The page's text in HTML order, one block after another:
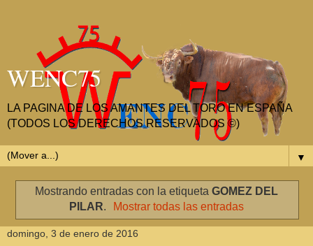
WENC75
LA PAGINA DE LOS AMANTES DEL TORO EN ESPAÑA
(TODOS LOS DERECHOS RESERVADOS ©)
▼
Mostrando entradas con la etiqueta GOMEZ DEL
PILAR. Mostrar todas las entradas
domingo, 3 de enero de 2016